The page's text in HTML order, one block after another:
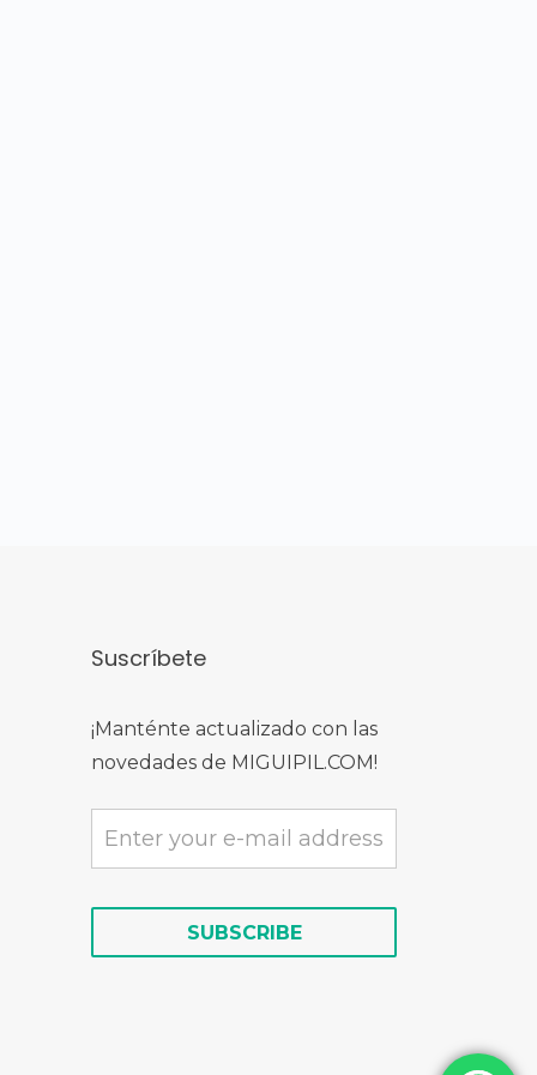
Suscríbete
¡Manténte actualizado con las
novedades de MIGUIPIL.COM!